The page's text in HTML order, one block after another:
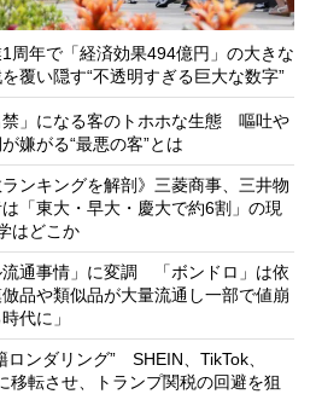
周年で「経済効果494億円」の大きな
覆い隠す“不透明すぎる巨大な数字”
禁」になる客のトホホな生態 嘔吐や
嫌がる“最悪の客”とは
ランキングを解剖》三菱商事、三井物
「東大・早大・慶大で約6割」の現
はどこか
通事情」に変調 「ボンドロ」は依
品や類似品が大量流通し一部で値崩
代に」
ロンダリング” SHEIN、TikTok、
転させ、トランプ関税の回避を狙